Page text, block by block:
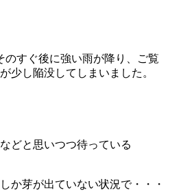
のすぐ後に強い雨が降り、ご覧
少し陥没してしまいました。
などと思いつつ待っている
か芽が出ていない状況で・・・